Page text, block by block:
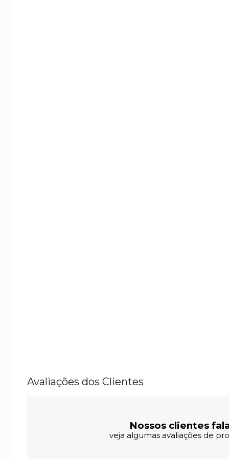
Avaliações dos Clientes
Nossos clientes
veja algumas avaliações de